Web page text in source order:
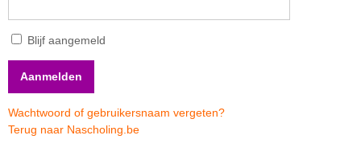
Blijf aangemeld
Wachtwoord of gebruikersnaam vergeten?
Terug naar Nascholing.be